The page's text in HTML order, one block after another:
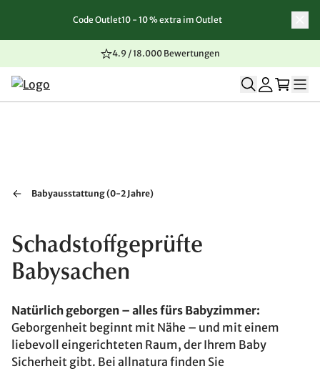
Zum Inhalt springen
Zur Navigation springen
Zum Seitenende springen
Code Outlet10 - 10 % extra im Outlet
4.9 / 18.000 Bewertungen
Babyausstattung (0-2 Jahre)
Schadstoffgeprüfte
Babysachen
Natürlich geborgen – alles fürs Babyzimmer:
Geborgenheit beginnt mit Nähe – und mit einem
liebevoll eingerichteten Raum, der Ihrem Baby
Sicherheit gibt. Bei allnatura finden Sie